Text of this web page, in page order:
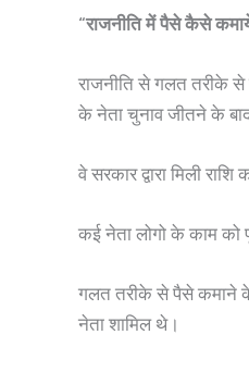
“राजनीति में पैसे कैसे
राजनीति से गलत तरीके
के नेता चुनाव जीतने के
वे सरकार द्वारा मिली
कई नेता लोगो के काम को
गलत तरीके से पैसे कमाने के
नेता शामिल थे।